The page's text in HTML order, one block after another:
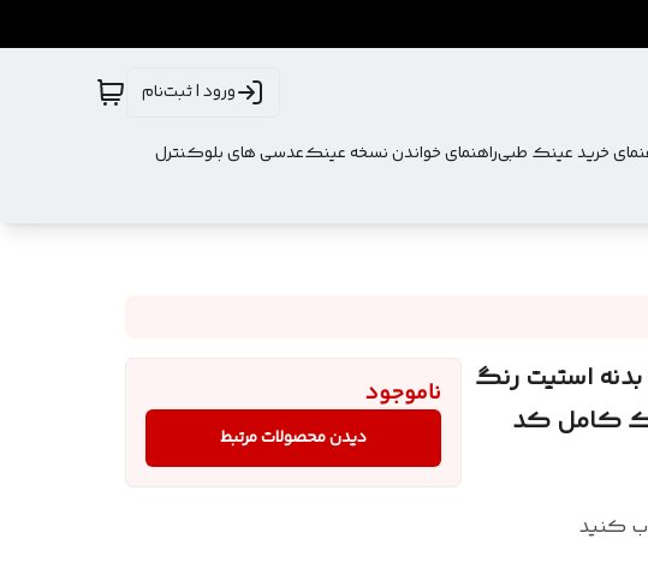
ورود | ثبت‌نام
خرید عینک طبیراهنمای خواندن نسخه عینکعدسی های بلوکنترل
عینک طبی اورجینال مردانه از برند CATRINA بدنه استیت رنگ
کامل کد
کنید
ناموجود
دیدن محصولات مرتبط